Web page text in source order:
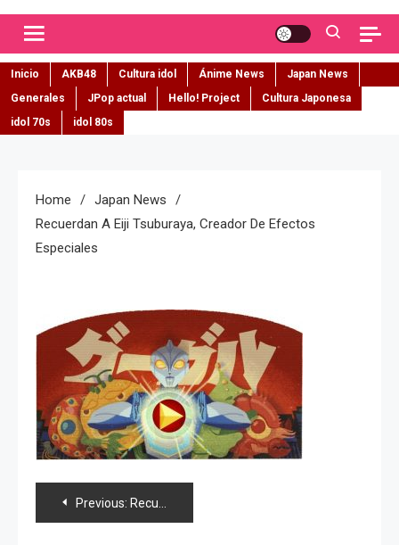
Inicio AKB48 Cultura idol Ánime News
Japan News
Generales
JPop actual Hello! Project
Cultura Japonesa
idol 70s
idol 80s
Home
Japan News
Recuerdan A Eiji Tsuburaya, Creador De Efectos
Especiales
Navegación
Previous: Recuerdan a Eiji Tsuburaya, creador de efectos especiales